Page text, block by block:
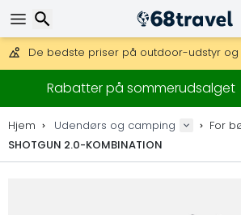
Få fri fragt på ordrer over 1 500 kr.
DHL Express fra dag til dag er også
30 dages returret, 90 dage for trækort
De bedste priser på outdoor-udstyr og
Rabatter på sommerudsalget
Hjem Udendørs og camping
For
SHOTGUN 2.0-KOMBINATION
Søg efter